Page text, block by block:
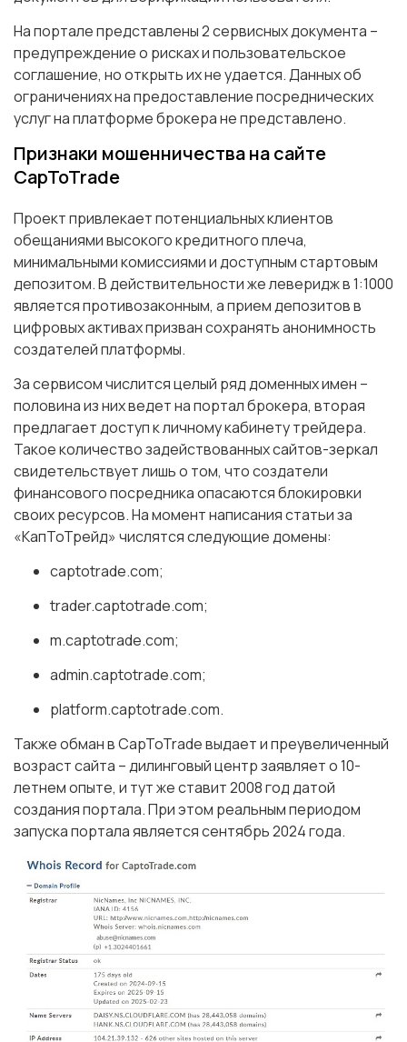
На портале представлены 2 сервисных документа –
предупреждение о рисках и пользовательское
соглашение, но открыть их не удается. Данных об
ограничениях на предоставление посреднических
услуг на платформе брокера не представлено.
Признаки мошенничества на сайте
CapToTrade
Проект привлекает потенциальных клиентов
обещаниями высокого кредитного плеча,
минимальными комиссиями и доступным стартовым
депозитом. В действительности же леверидж в 1:1000
является противозаконным, а прием депозитов в
цифровых активах призван сохранять анонимность
создателей платформы.
За сервисом числится целый ряд доменных имен –
половина из них ведет на портал брокера, вторая
предлагает доступ к личному кабинету трейдера.
Такое количество задействованных сайтов-зеркал
свидетельствует лишь о том, что создатели
финансового посредника опасаются блокировки
своих ресурсов. На момент написания статьи за
«КапТоТрейд» числятся следующие домены:
captotrade.com;
trader.captotrade.com;
m.captotrade.com;
admin.captotrade.com;
platform.captotrade.com.
Также обман в CapToTrade выдает и преувеличенный
возраст сайта – дилинговый центр заявляет о 10-
летнем опыте, и тут же ставит 2008 год датой
создания портала. При этом реальным периодом
запуска портала является сентябрь 2024 года.